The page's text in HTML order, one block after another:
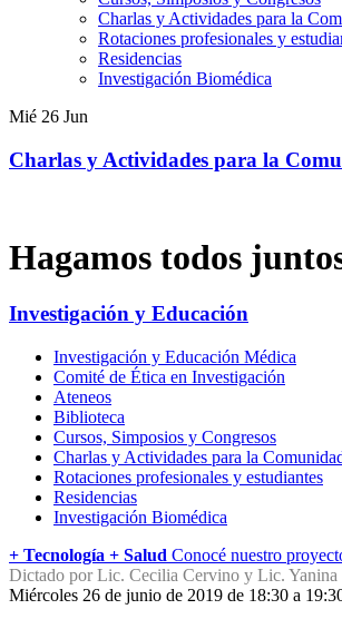
Charlas y Actividades para la
Rotaciones profesionales y
Residencias
Investigación Biomédica
Mié 26 Jun
Charlas y Actividades para la
Hagamos todos
Investigación y Educación
Investigación y Educación Médica
Comité de Ética en Investigación
Ateneos
Biblioteca
Cursos, Simposios y Congresos
Charlas y Actividades para la
Rotaciones profesionales y estudiantes
Residencias
Investigación Biomédica
+ Tecnología + Salud Conocé nuestro
Dictado por Lic. Cecilia Cervino y Lic. Yanina
Miércoles 26 de junio de 2019 de 18:30 a